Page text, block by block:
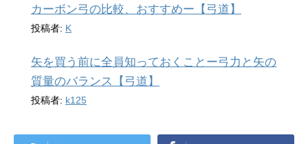
カーボン弓の比較、おすすめー【弓道】
投稿者: K
矢を買う前に全員知っておくことー弓力と矢の
質量のバランス【弓道】
投稿者: k125